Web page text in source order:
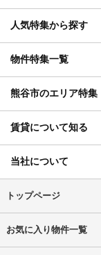
人気特集から探す
物件特集一覧
熊谷市のエリア特集
賃貸について知る
当社について
トップページ
お気に入り物件一覧